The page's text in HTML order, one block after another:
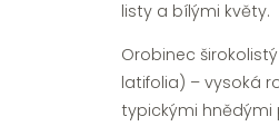
listy a bílými květy.
Orobinec
latifolia) – vysoká
typickými hnědými